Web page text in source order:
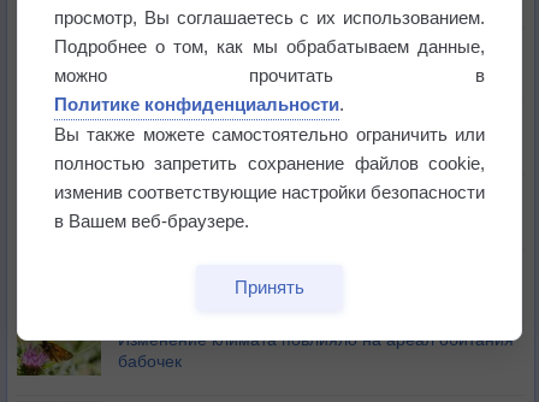
Космическая погода влияет на транспорт
Приложение построит маршрут через тень
Атмосфера начала замерзать
Изменение климата повлияло на ареал обитания
бабочек
просмотр, Вы соглашаетесь с их использованием.
Подробнее о том, как мы обрабатываем данные,
можно прочитать в
Политике конфиденциальности.
Вы также можете самостоятельно ограничить или
полностью запретить сохранение файлов cookie,
изменив соответствующие настройки безопасности
в Вашем веб-браузере.
Принять